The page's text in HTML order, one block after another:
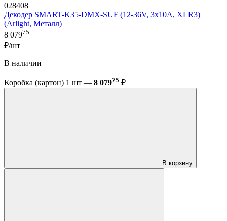
028408
Декодер SMART-K35-DMX-SUF (12-36V, 3x10A, XLR3)
(Arlight, Металл)
8 07975
₽/шт
В наличии
Коробка (картон) 1 шт — 8 07975 ₽
В корзину